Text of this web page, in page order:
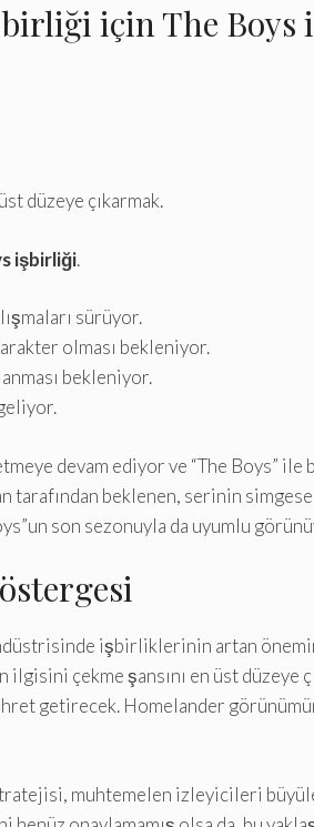
için The Boys
düzeye çıkarmak.
işbirliği.
sürüyor.
olması bekleniyor.
bekleniyor.
devam ediyor ve “The Boys”
tarafından beklenen, serinin
son sezonuyla da uyumlu
işbirliklerinin artan
çekme şansını en üst
getirecek. Homelander
muhtemelen izleyicileri